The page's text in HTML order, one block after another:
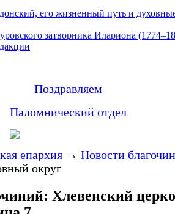
его жизненный путь и
затворника Илариона
Поздравляем
Паломнический отдел
епархия → Новости
округ
Хлевенский